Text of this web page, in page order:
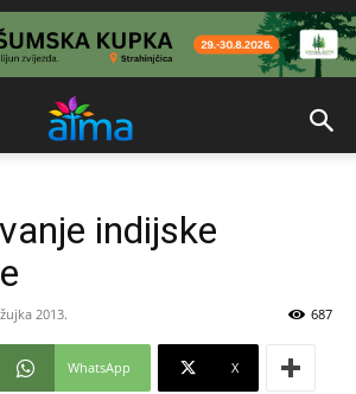
indijske
2013. 687
WhatsApp X